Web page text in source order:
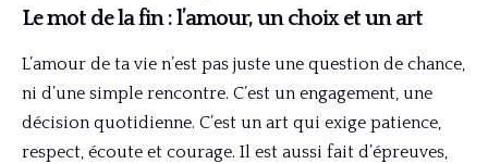
Le mot de la fin : l’amour, un choix et un art
L’amour de ta vie n’est pas juste une question de chance,
ni d’une simple rencontre. C’est un engagement, une
décision quotidienne. C’est un art qui exige patience,
respect, écoute et courage. Il est aussi fait d’épreuves,